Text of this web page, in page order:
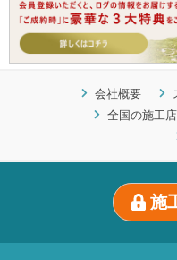
会社概要
全国の施工
施